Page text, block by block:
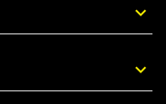

